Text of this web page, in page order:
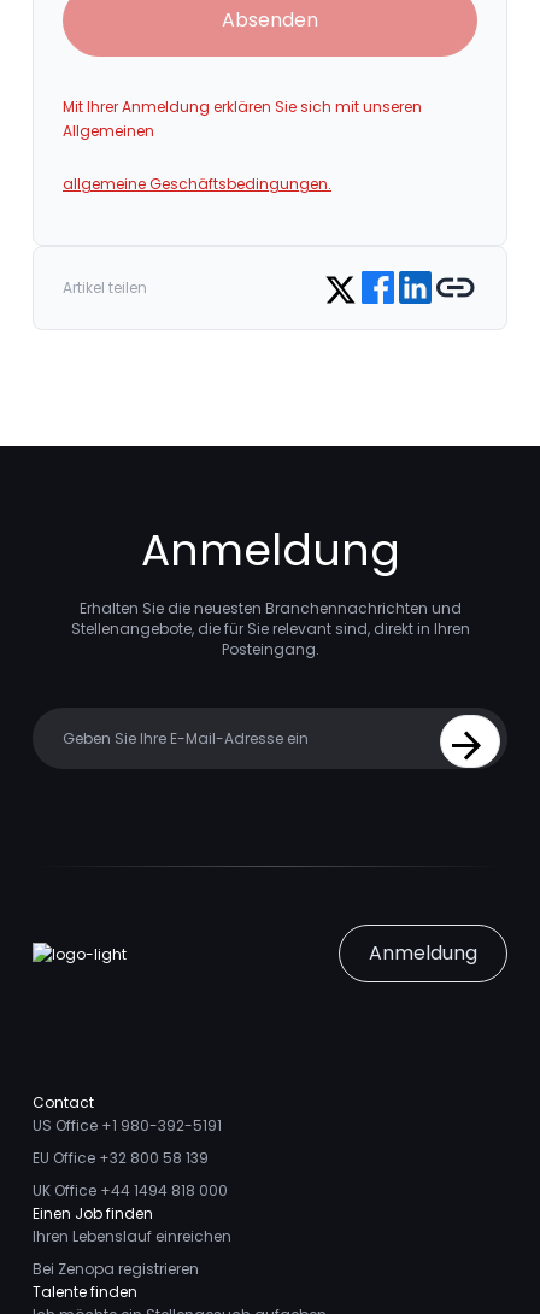
Absenden
Mit Ihrer Anmeldung erklären Sie sich mit unseren
Allgemeinen
allgemeine Geschäftsbedingungen.
Artikel teilen Share on Twitter
Share on Facebook
Share on LinkedIn
Copy link
Anmeldung
Erhalten Sie die neuesten Branchennachrichten und
Stellenangebote, die für Sie relevant sind, direkt in Ihren
Posteingang.
Sign Up
Anmeldung
Contact
US Office +1 980-392-5191
EU Office +32 800 58 139
UK Office +44 1494 818 000
Einen Job finden
Ihren Lebenslauf einreichen
Bei Zenopa registrieren
Talente finden